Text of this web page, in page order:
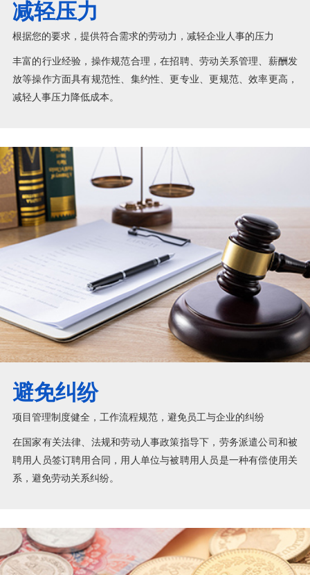
减轻压力
根据您的要求，提供符合需求的劳动力，减轻企业人事的压力
丰富的行业经验，操作规范合理，在招聘、劳动关系管理、薪酬发
放等操作方面具有规范性、集约性、更专业、更规范、效率更高，
减轻人事压力降低成本。
避免纠纷
项目管理制度健全，工作流程规范，避免员工与企业的纠纷
在国家有关法律、法规和劳动人事政策指导下，劳务派遣公司和被
聘用人员签订聘用合同，用人单位与被聘用人员是一种有偿使用关
系，避免劳动关系纠纷。